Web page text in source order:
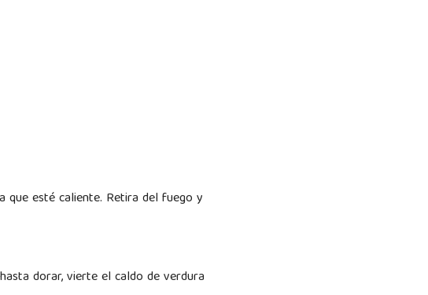
que esté caliente. Retira del fuego y
dorar, vierte el caldo de verdura